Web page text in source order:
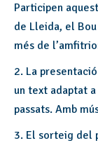
Participen
de Lleida, el
més de
2. La
un text adaptat
passats. Amb
3. El sorteig del